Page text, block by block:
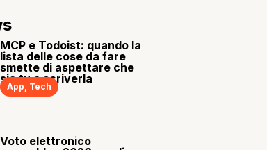
MCP e Todoist: quando la
lista delle cose da fare
smette di aspettare che
sia tu a scriverla
App, Tech
Voto elettronico